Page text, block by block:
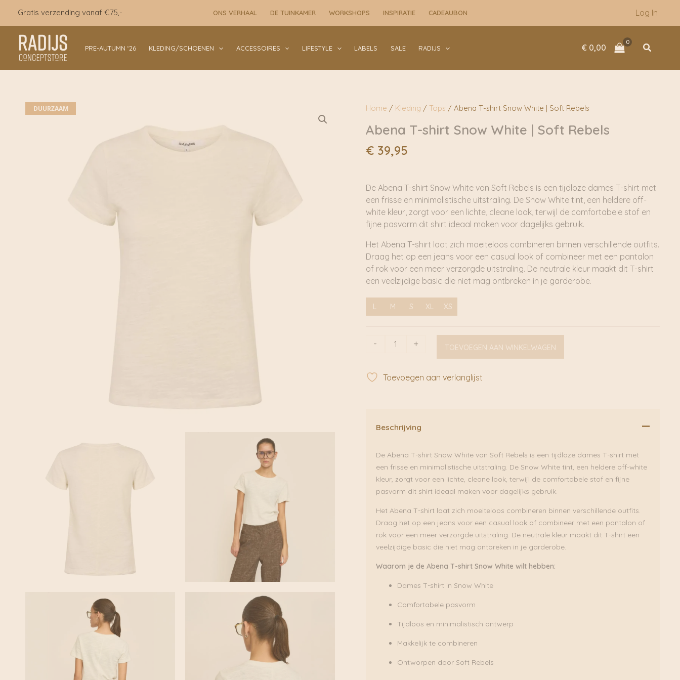
inhoud
Gratis verzending vanaf €75,- ONS VERHAAL DE TUINKAMER WORKSHOPS INSPIRATIE CADEAUBON Log In
PRE-AUTUMN ‘26 KLEDING/SCHOENEN ACCESSOIRES LIFESTYLE LABELS SALE RADIJS € 0,00 Zoeken
DUURZAAM Home / Kleding / Tops / Abena T-shirt Snow White | Soft Rebels
Abena T-shirt Snow White | Soft Rebels
€39,95
De Abena T-shirt Snow White van Soft Rebels is een tijdloze dames T-shirt met
een frisse en minimalistische uitstraling. De Snow White tint, een heldere off-
white kleur, zorgt voor een lichte, cleane look, terwijl de comfortabele stof en
fijne pasvorm dit shirt ideaal maken voor dagelijks gebruik.
Het Abena T-shirt laat zich moeiteloos combineren binnen verschillende outfits.
Draag het op een jeans voor een casual look of combineer met een pantalon
of rok voor een meer verzorgde uitstraling. De neutrale kleur maakt dit T-shirt
een veelzijdige basic die niet mag ontbreken in je garderobe.
L M S XL XS
-
Snow
Rebels
+ TOEVOEGEN AAN WINKELWAGEN
Toevoegen aan verlanglijst
Beschrijving
De Abena T-shirt Snow White van Soft Rebels is een tijdloze dames T-shirt met
een frisse en minimalistische uitstraling. De Snow White tint, een heldere off-white
kleur, zorgt voor een lichte, cleane look, terwijl de comfortabele stof en fijne
pasvorm dit shirt ideaal maken voor dagelijks gebruik.
Het Abena T-shirt laat zich moeiteloos combineren binnen verschillende outfits.
Draag het op een jeans voor een casual look of combineer met een pantalon of
rok voor een meer verzorgde uitstraling. De neutrale kleur maakt dit T-shirt een
veelzijdige basic die niet mag ontbreken in je garderobe.
Waarom je de Abena T-shirt Snow White wilt hebben:
Dames T-shirt in Snow White
Comfortabele pasvorm
Tijdloos en minimalistisch ontwerp
Makkelijk te combineren
Ontworpen door Soft Rebels